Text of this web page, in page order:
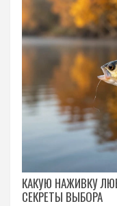
КАКУЮ НАЖИВКУ
СЕКРЕТЫ ВЫБОРА